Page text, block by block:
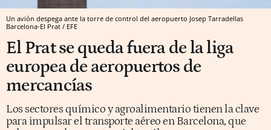
Un avión despega ante la torre de control del aeropuerto Josep Tarradellas
Barcelona-El Prat / EFE
El Prat se queda fuera de la liga
europea de aeropuertos de
mercancías
Los sectores químico y agroalimentario tienen la clave
para impulsar el transporte aéreo en Barcelona, que